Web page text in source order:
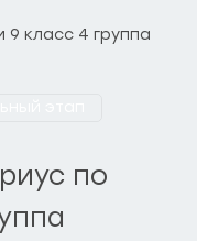
класс 4 группа
по